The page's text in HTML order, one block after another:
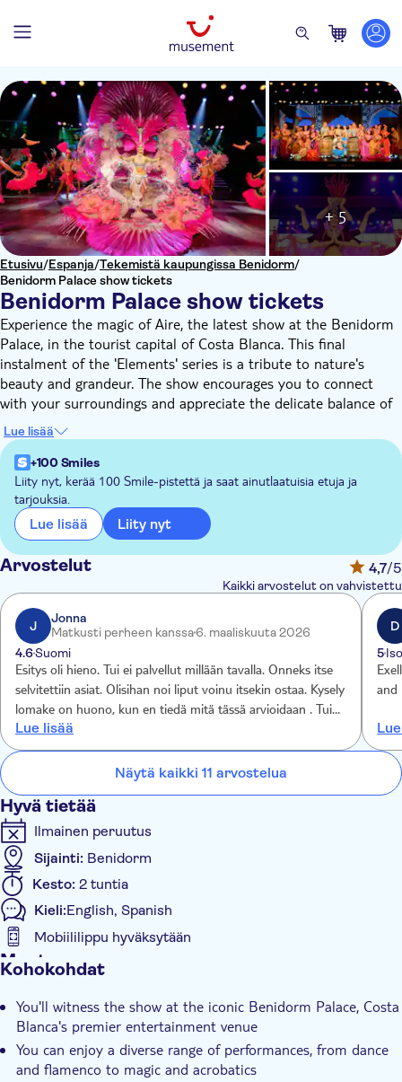
Etusivu/Espanja/Tekemistä kaupungissa Benidorm/
Benidorm Palace show tickets
Benidorm Palace show tickets
+ 5
Experience the magic of Aire, the latest show at the Benidorm
Palace, in the tourist capital of Costa Blanca. This final
instalment of the 'Elements' series is a tribute to nature's
beauty and grandeur. The show encourages you to connect
with your surroundings and appreciate the delicate balance of
the natural world.
Aire boasts an international cast of over 50 top-tier artists who
deliver a diverse range of performances from dance and
flamenco to magic and acrobatics. Coupled with dynamic
choreography, audiovisual projections, spectacular sets, and
distinctive costumes, it offers a unique sensory experience.
The show takes you on a journey through six continents,
guided by mythological creatures such as dragons and
butterflies, black crows, white clouds, balloons, and flying
saucers. Prepare to be moved, surprised, and left in awe by
Aire.
Lue lisää
+100 Smiles
Liity nyt, kerää 100 Smile-pistettä ja saat ainutlaatuisia etuja ja
tarjouksia.
Lue lisää Liity nyt
Arvostelut 4,7/5
Kaikki arvostelut on vahvistettu
J
Jonna
Matkusti perheen kanssa6. maaliskuuta 2026
4.6Suomi
Esitys oli hieno. Tui ei palvellut millään tavalla. Onneks itse
selvitettiin asiat. Olisihan noi liput voinu itsekin ostaa. Kysely
lomake on huono, kun en tiedä mitä tässä arvioidaan . Tuille
täys nolla.
Lue lisää
D
5
and
Näytä kaikki 11 arvostelua
Hyvä tietää
Ilmainen peruutus
Sijainti: Benidorm
Kesto: 2 tuntia
Kieli:English, Spanish
Mobiililippu hyväksytään
Muuta
E-lippu
Esteetön pääsy
Kohokohdat
You'll witness the show at the iconic Benidorm Palace, Costa
Blanca's premier entertainment venue
You can enjoy a diverse range of performances, from dance
and flamenco to magic and acrobatics